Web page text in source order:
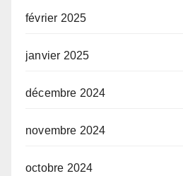
février 2025
janvier 2025
décembre 2024
novembre 2024
octobre 2024